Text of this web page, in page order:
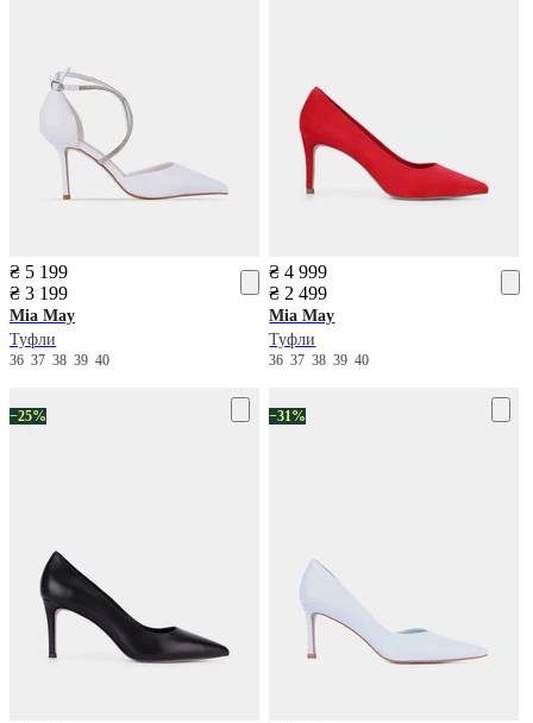
₴ 5 199
₴ 3 199
Mia May
Туфли
36 37 38 39 40
₴ 4 999
₴ 2 499
Mia May
Туфли
3637383940
−25% −31%